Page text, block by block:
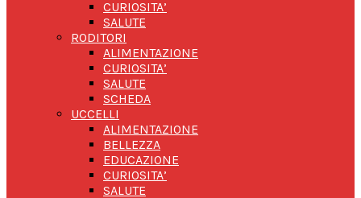
CURIOSITA’
SALUTE
RODITORI
ALIMENTAZIONE
CURIOSITA’
SALUTE
SCHEDA
UCCELLI
ALIMENTAZIONE
BELLEZZA
EDUCAZIONE
CURIOSITA’
SALUTE